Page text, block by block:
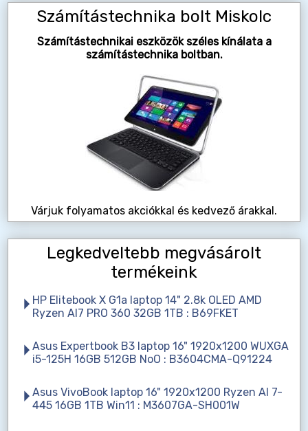
Számítástechnika bolt Miskolc
Számítástechnikai eszközök széles kínálata a
számítástechnika boltban.
Várjuk folyamatos akciókkal és kedvező árakkal.
Legkedveltebb megvásárolt
termékeink
HP Elitebook X G1a laptop 14" 2.8k OLED AMD
Ryzen AI7 PRO 360 32GB 1TB : B69FKET
Asus Expertbook B3 laptop 16" 1920x1200 WUXGA
i5-125H 16GB 512GB NoO : B3604CMA-Q91224
Asus VivoBook laptop 16" 1920x1200 Ryzen AI 7-
445 16GB 1TB Win11 : M3607GA-SH001W